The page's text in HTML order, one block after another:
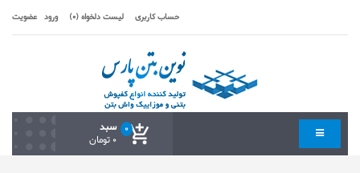
حساب کاربری لیست دلخواه (0) ورود عضویت
سبد 0
0 تومان